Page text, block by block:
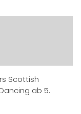
Scottish
ab 5.